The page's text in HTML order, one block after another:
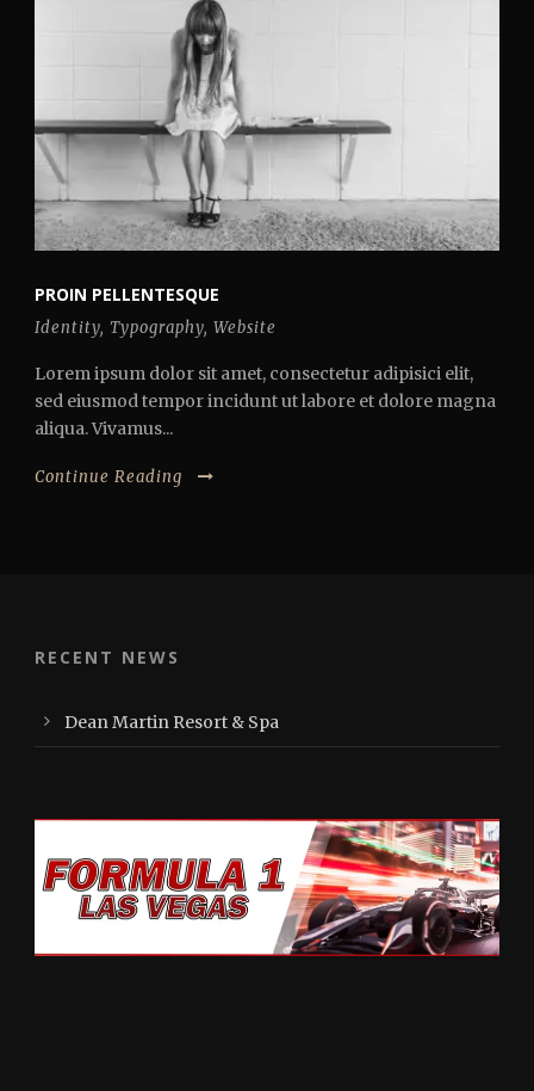
PROIN PELLENTESQUE
Identity, Typography, Website
Lorem ipsum dolor sit amet, consectetur adipisici elit,
sed eiusmod tempor incidunt ut labore et dolore magna
aliqua. Vivamus...
Continue Reading
RECENT NEWS
Dean Martin Resort & Spa